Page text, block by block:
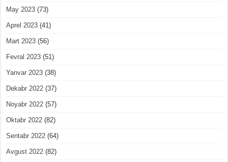
May 2023 (73)
Aprel 2023 (41)
Mart 2023 (56)
Fevral 2023 (51)
Yanvar 2023 (38)
Dekabr 2022 (37)
Noyabr 2022 (57)
Oktabr 2022 (82)
Sentabr 2022 (64)
Avgust 2022 (82)